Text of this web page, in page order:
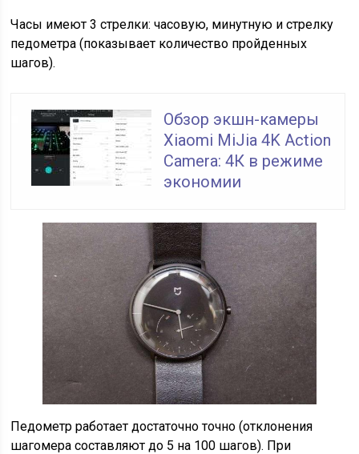
Часы имеют 3 стрелки: часовую, минутную и стрелку
педометра (показывает количество пройденных
шагов).
Обзор экшн-камеры
Xiaomi MiJia 4K Action
Camera: 4К в режиме
экономии
Педометр работает достаточно точно (отклонения
шагомера составляют до 5 на 100 шагов). При